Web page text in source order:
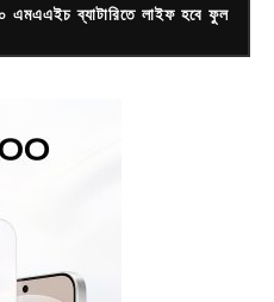
ব্যাটারিতে লাইফ হবে ফুল